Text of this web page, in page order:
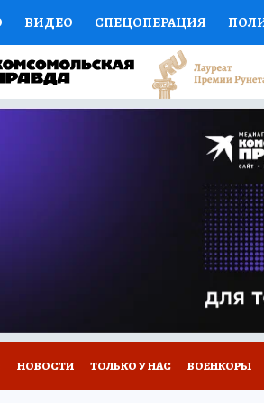
ВИДЕО СПЕЦОПЕРАЦИЯ
НАУКА СПОРТ
ЭКСПЕРТОВ ДОКТОР
ПРОГНОЗЫ НА СПОРТ
ОБЪЯВЛЕНИЯ
НОВОСТИ ТОЛЬКО У НАС ВОЕНКОРЫ